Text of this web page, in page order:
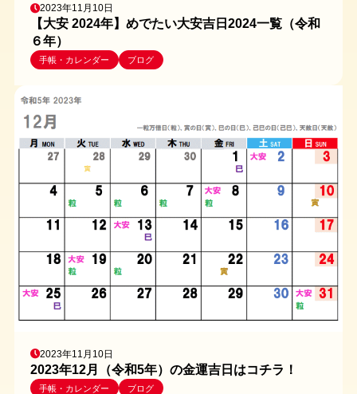
2023年11月10日
【大安 2024年】めでたい大安吉日2024一覧（令和
６年）
手帳・カレンダー ブログ
2023年11月10日
2023年12月（令和5年）の金運吉日はコチラ！
手帳・カレンダー ブログ